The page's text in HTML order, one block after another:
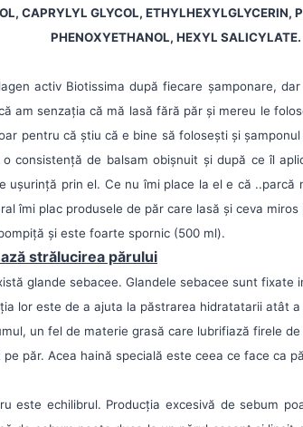
CAPRYLYL GLYCOL, ETHYLHEXYLGLYCERIN,
PHENOXYETHANOL, HEXYL SALICYLATE.
activ Biotissima după fiecare șamponare,
am senzația că mă lasă fără păr și mereu le
pentru că știu că e bine să folosești și
consistență de balsam obișnuit și după ce îl
ușurință prin el. Ce nu îmi place la el e că ..parcă
îmi plac produsele de păr care lasă și ceva miros
și este foarte spornic (500 ml).
strălucirea părului
glande sebacee. Glandele sebacee sunt fixate
lor este de a ajuta la păstrarea hidratatarii atât
un fel de materie grasă care lubrifiază firele
păr. Acea haină specială este ceea ce face ca
este echilibrul. Producția excesivă de sebum